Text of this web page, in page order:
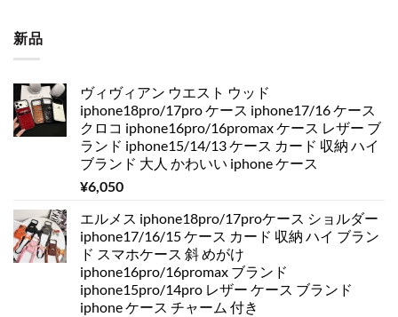
新品
ヴィヴィアン ウエスト ウッド
iphone18pro/17pro ケース iphone17/16 ケース
クロコ iphone16pro/16promax ケース レザー ブ
ランド iphone15/14/13 ケース カード 収納 ハイ
ブランド 大人 かわいい iphone ケース
¥6,050
エルメス iphone18pro/17proケース ショルダー
iphone17/16/15 ケース カード 収納 ハイ ブラン
ド スマホケース 斜 めがけ
iphone16pro/16promax ブランド
iphone15pro/14pro レザー ケース ブランド
iphone ケース チャーム 付き